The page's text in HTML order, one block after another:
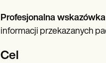
Profesjonalna
informacji przekazanych
Cel